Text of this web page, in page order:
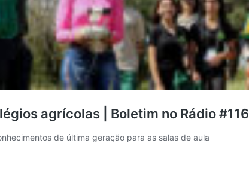
agrícolas | Boletim no Rádio #116
de última geração para as salas de aula